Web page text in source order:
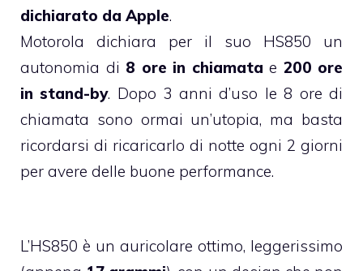
dichiarato da Apple.
Motorola dichiara per il suo HS850 un
autonomia di 8 ore in chiamata e 200 ore
in stand-by. Dopo 3 anni d’uso le 8 ore di
chiamata sono ormai un’utopia, ma basta
ricordarsi di ricaricarlo di notte ogni 2 giorni
per avere delle buone performance.
L’HS850 è un auricolare ottimo, leggerissimo